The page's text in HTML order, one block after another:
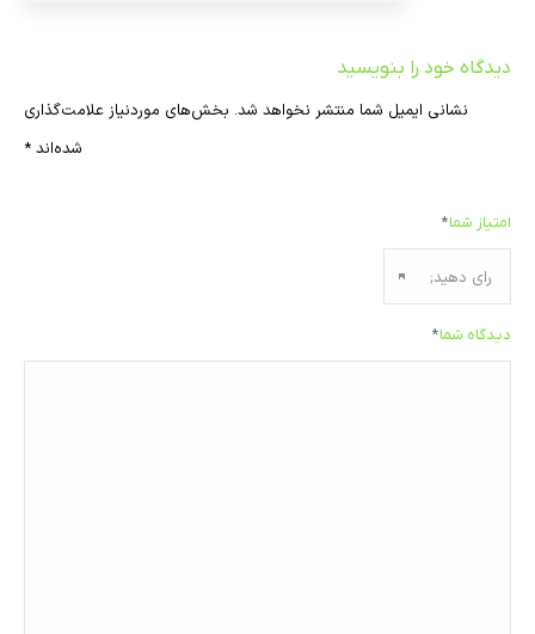
دیدگاه خود را بنویسید
نشانی ایمیل شما منتشر نخواهد شد. بخش‌های موردنیاز علامت‌گذاری
شده‌اند *
امتیاز شما*
دیدگاه شما*